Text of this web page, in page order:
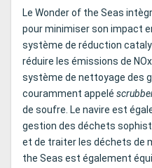
Le Wonder of the Seas
pour minimiser son impact
système de réduction
réduire les émissions de
système de nettoyage des
couramment appelé
de soufre. Le navire est
gestion des déchets
et de traiter les déchets de
the Seas est également